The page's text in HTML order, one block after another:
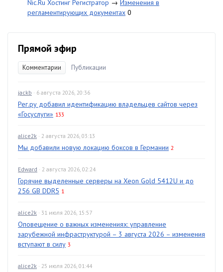
Nic.Ru Хостинг Регистратор → Изменения в
регламентирующих документах 0
Прямой эфир
Комментарии Публикации
jackb · 6 августа 2026, 20:36
Рег.ру добавил идентификацию владельцев сайтов через
«Госуслуги» 133
alice2k · 2 августа 2026, 03:13
Мы добавили новую локацию боксов в Германии 2
Edward · 2 августа 2026, 02:24
Горячие выделенные серверы на Xeon Gold 5412U и до
256 GB DDR5 1
alice2k · 31 июля 2026, 15:57
Оповещение о важных изменениях: управление
зарубежной инфраструктурой – 3 августа 2026 – изменения
вступают в силу 3
alice2k · 25 июля 2026, 01:44